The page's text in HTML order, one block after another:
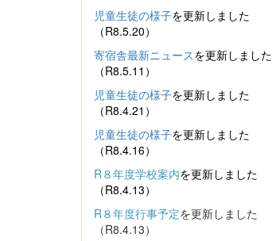
児童生徒の様子を更新しました
（R8.5.20）
寄宿舎最新ニュースを更新しました
（R8.5.11）
児童生徒の様子を更新しました
（R8.4.21）
児童生徒の様子を更新しました
（R8.4.16）
R８年度学校案内を更新しました
（R8.4.13）
R８年度行事予定を更新しました
（R8.4.13）